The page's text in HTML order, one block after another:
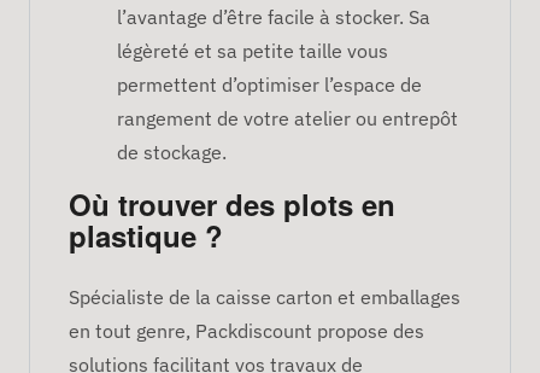
l’avantage d’être facile à stocker. Sa
légèreté et sa petite taille vous
permettent d’optimiser l’espace de
rangement de votre atelier ou entrepôt
de stockage.
Où trouver des plots en
plastique ?
Spécialiste de la caisse carton et emballages
en tout genre, Packdiscount propose des
solutions facilitant vos travaux de